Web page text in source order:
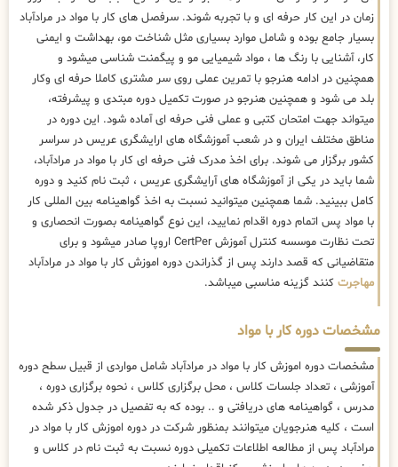
زمان در این کار حرفه ای و با تجربه شوند. سرفصل های کار با مواد در مرادآباد
بسیار جامع بوده و شامل موارد بسیاری مثل شناخت مو، بهداشت و ایمنی
کار، آشنایی با رنگ ها ، مواد شیمیایی مو و پیگمنت شناسی میشود و
همچنین در ادامه هنرجو با تمرین عملی روی سر مشتری کاملا حرفه ای وکار
بلد می شود و همچنین هنرجو در صورت تکمیل دوره مبتدی و پیشرفته،
میتواند جهت امتحان کتبی و عملی فنی حرفه ای آماده شود. این دوره در
مناطق مختلف ایران و در شعب آموزشگاه های ارایشگری عریس در سراسر
کشور برگزار می شوند. برای اخذ مدرک فنی حرفه ای کار با مواد در مرادآباد،
شما باید در یکی از آموزشگاه های آرایشگری عریس ، ثبت نام کنید و دوره
کامل ببینید. شما همچنین میتوانید نسبت به اخذ گواهینامه بین المللی کار
با مواد پس اتمام دوره اقدام نمایید، این نوع گواهینامه بصورت انحصاری و
تحت نظارت موسسه کنترل آموزش CertPer اروپا صادر میشود و برای
متقاضیانی که قصد دارند پس از گذراندن دوره اموزش کار با مواد در مرادآباد
مهاجرت کنند گزینه مناسبی میباشد.
مشخصات دوره کار با مواد
مشخصات دوره اموزش کار با مواد در مرادآباد شامل مواردی از قبیل سطح دوره
آموزشی ، تعداد جلسات کلاس ، محل برگزاری کلاس ، نحوه برگزاری دوره ،
مدرس ، گواهینامه های دریافتی و .. بوده که به تفصیل در جدول ذکر شده
است ، کلیه هنرجویان میتوانند بمنظور شرکت در دوره اموزش کار با مواد در
مرادآباد پس از مطالعه اطلاعات تکمیلی دوره نسبت به ثبت نام در کلاس و